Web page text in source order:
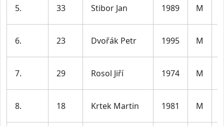
5. 33 Stibor Jan 1989 M
6. 23 Dvořák Petr 1995 M
7. 29 Rosol Jiří 1974 M
8. 18 Krtek Martin 1981 M